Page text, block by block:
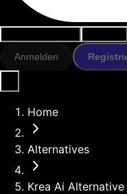
Anmelden
Home
Alternatives
Krea Ai Alternative